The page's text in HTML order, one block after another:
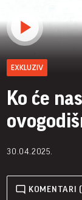
EXKLUZIV
Ko će
30.04.2025.
KOMENTARI